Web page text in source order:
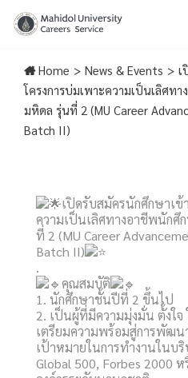
to
content
Home > News & Events > เ
โครงการบ่มเพาะความเป็นเลิศท
มหิดล รุ่นที่ 2 (MU Career
Batch II)
เปิดรับสมัครนักศึกษาเข้
ความเป็นเลิศทางอาชีพนัก
ที่ 2 (MU Career
Batch II)
.
คุณสมบัติ
1. นักศึกษาชั้นปีที่ 2 ขึ้นไป
2. เป็นผู้ที่มีความมุ่งมั่น ตั้งใ
เตรียมความพร้อมสู่การพัฒน
เป้าหมายในการทำงานในบ
Global 500, Forbes 2000